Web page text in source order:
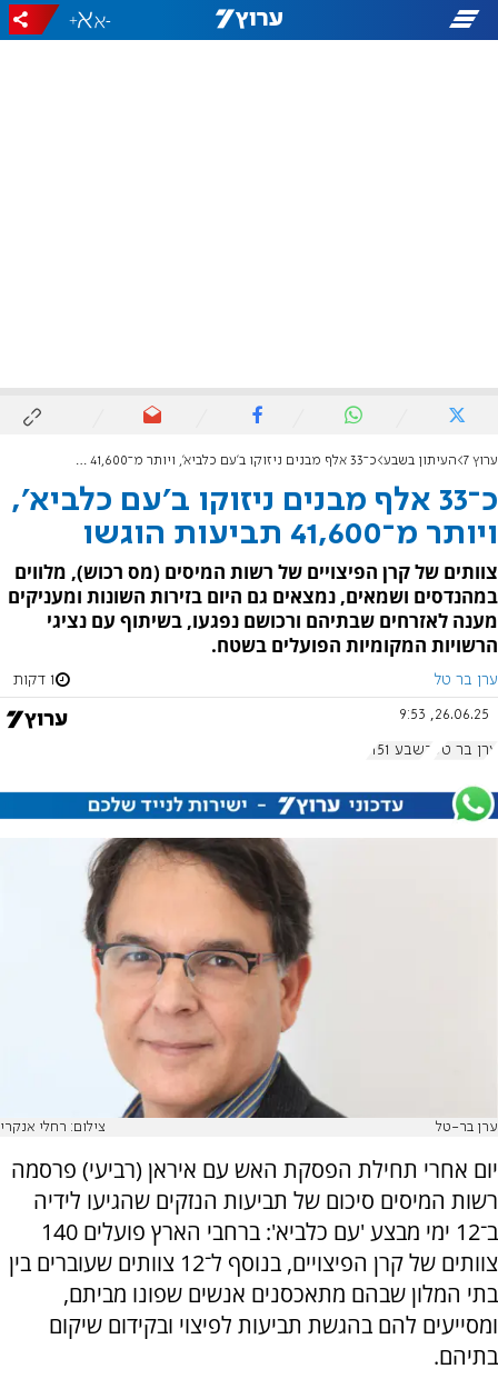
-
+
ערוץ 7 העיתון בשבע כ־33 אלף מבנים ניזוקו ב'עם כלביא', ויותר מ־41,600 תביעות הוגשו
כ־33 אלף מבנים ניזוקו ב'עם כלביא',
ויותר מ־41,600 תביעות הוגשו
צוותים של קרן הפיצויים של רשות המיסים (מס רכוש), מלווים
במהנדסים ושמאים, נמצאים גם היום בזירות השונות ומעניקים
מענה לאזרחים שבתיהם ורכושם נפגעו, בשיתוף עם נציגי
הרשויות המקומיות הפועלים בשטח.
ערן בר טל 1 דקות
26.06.25, 9:53
ערן בר טל בשבע 1151
ערן בר-טל צילום: רחלי אנקרי
יום אחרי תחילת הפסקת האש עם איראן (רביעי) פרסמה
רשות המיסים סיכום של תביעות הנזקים שהגיעו לידיה
ב־12 ימי מבצע 'עם כלביא': ברחבי הארץ פועלים 140
צוותים של קרן הפיצויים, בנוסף ל־12 צוותים שעוברים בין
בתי המלון שבהם מתאכסנים אנשים שפונו מביתם,
ומסייעים להם בהגשת תביעות לפיצוי ובקידום שיקום
בתיהם.